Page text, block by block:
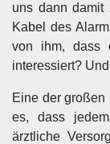
uns dann damit
Kabel des
von ihm, dass
interessiert?
Eine der großen
es, dass
ärztliche